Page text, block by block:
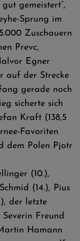
gemeistert“,
Sprung im
Zuschauern
Prevc,
Egner
auf der Strecke
gerade noch
sicherte sich
Kraft (138,5
Favoriten
dem Polen Pjotr
(10.),
(14.), Pius
der letzte
Freund
Hamann